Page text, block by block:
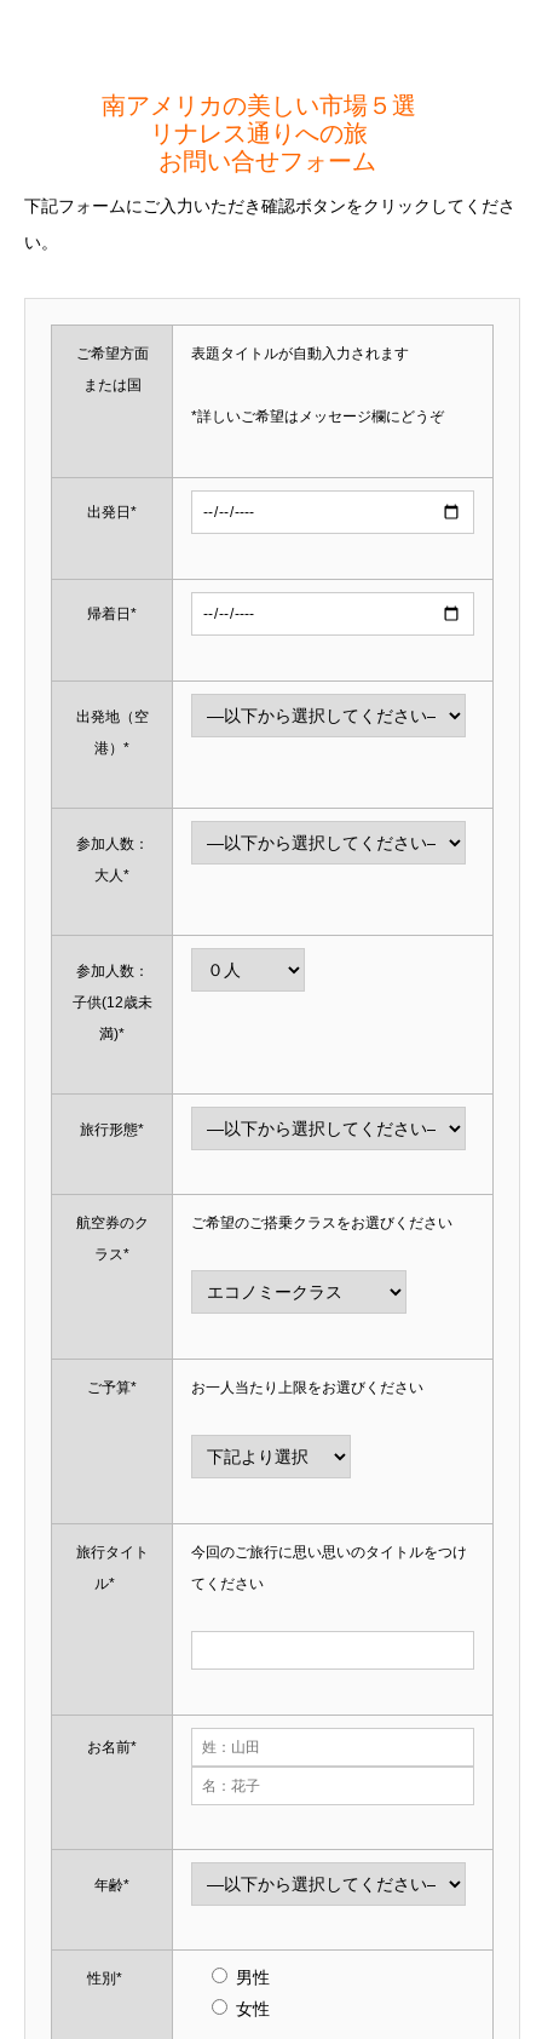
南アメリカの美しい市場５選
リナレス通りへの旅
お問い合せフォーム
下記フォームにご入力いただき確認ボタンをクリックしてくださ
い。
ご希望方面
または国
表題タイトルが自動入力されます
*詳しいご希望はメッセージ欄にどうぞ
出発日*
帰着日*
出発地（空
港）*
参加人数：
大人*
参加人数：
子供(12歳未
満)*
旅行形態*
航空券のク
ラス*
ご希望のご搭乗クラスをお選びください
ご予算* お一人当たり上限をお選びください
旅行タイト
ル*
今回のご旅行に思い思いのタイトルをつけ
てください
お名前*
年齢*
性別*
男性
女性